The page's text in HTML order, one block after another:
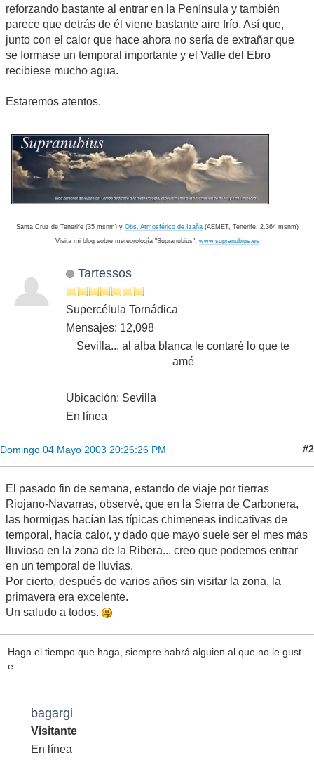
reforzando bastante al entrar en la Península y también
parece que detrás de él viene bastante aire frío. Así que,
junto con el calor que hace ahora no sería de extrañar que
se formase un temporal importante y el Valle del Ebro
recibiese mucho agua.
Estaremos atentos.
Santa Cruz de Tenerife (35 msnm) y Obs. Atmosférico de Izaña(AEMET, Tenerife, 2.364 msnm)
Visita mi blog sobre meteorología "Supranubius": www.supranubius.es
Tartessos
Supercélula Tornádica
Mensajes: 12,098
Sevilla... al alba blanca le contaré lo que te
amé
Ubicación: Sevilla
En línea
Domingo 04 Mayo 2003 20:26:26 PM #2
El pasado fin de semana, estando de viaje por tierras
Riojano-Navarras, observé, que en la Sierra de Carbonera,
las hormigas hacían las típicas chimeneas indicativas de
temporal, hacía calor, y dado que mayo suele ser el mes más
lluvioso en la zona de la Ribera... creo que podemos entrar
en un temporal de lluvias.
Por cierto, después de varios años sin visitar la zona, la
primavera era excelente.
Un saludo a todos.
Haga el tiempo que haga, siempre habrá alguien al que no le gust
e.
bagargi
Visitante
En línea